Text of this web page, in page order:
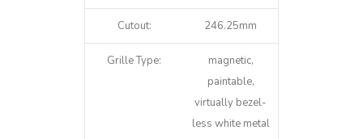
Cutout: 246.25mm
Grille Type:
magnetic,
paintable,
virtually bezel-
less white metal